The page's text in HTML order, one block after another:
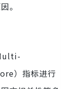
。
）指标进行